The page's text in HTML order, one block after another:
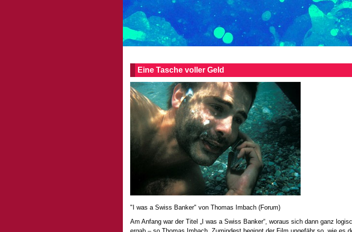
Eine Tasche voller Geld
"I was a Swiss Banker" von Thomas Imbach (Forum)
Am Anfang war der Titel „I was a Swiss Banker“, woraus sich dann ganz